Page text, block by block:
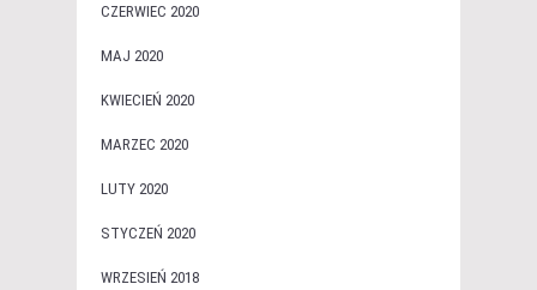
CZERWIEC 2020
MAJ 2020
KWIECIEŃ 2020
MARZEC 2020
LUTY 2020
STYCZEŃ 2020
WRZESIEŃ 2018